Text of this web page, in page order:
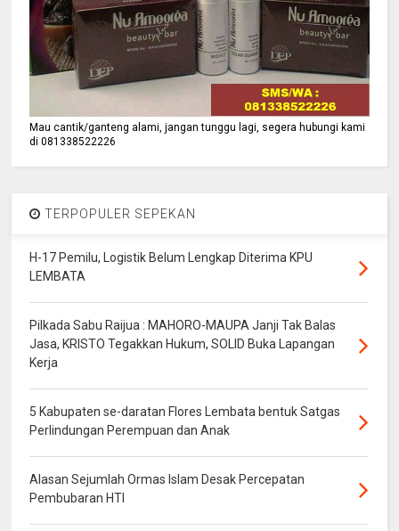
Mau cantik/ganteng alami, jangan tunggu lagi, segera hubungi kami
di 081338522226
TERPOPULER SEPEKAN
H-17 Pemilu, Logistik Belum Lengkap Diterima KPU
LEMBATA
Pilkada Sabu Raijua : MAHORO-MAUPA Janji Tak Balas
Jasa, KRISTO Tegakkan Hukum, SOLID Buka Lapangan
Kerja
5 Kabupaten se-daratan Flores Lembata bentuk Satgas
Perlindungan Perempuan dan Anak
Alasan Sejumlah Ormas Islam Desak Percepatan
Pembubaran HTI